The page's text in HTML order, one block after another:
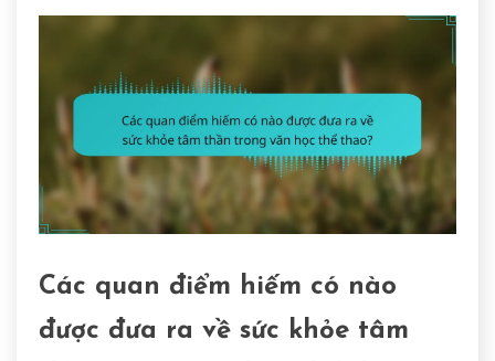
Các quan điểm hiếm có nào
được đưa ra về sức khỏe tâm